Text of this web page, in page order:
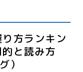
方ランキン
と読み方
）